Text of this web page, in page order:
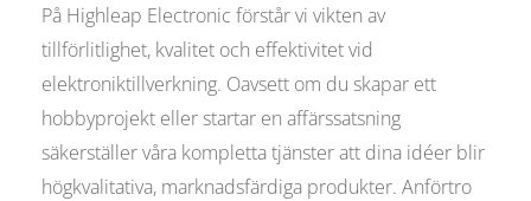
På Highleap Electronic förstår vi vikten av
tillförlitlighet, kvalitet och effektivitet vid
elektroniktillverkning. Oavsett om du skapar ett
hobbyprojekt eller startar en affärssatsning
säkerställer våra kompletta tjänster att dina idéer blir
högkvalitativa, marknadsfärdiga produkter. Anförtro